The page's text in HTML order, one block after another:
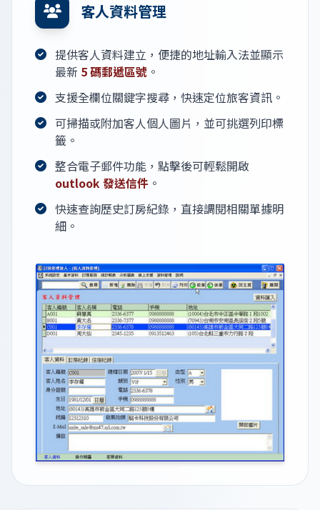
客人資料管理
提供客人資料建立，便捷的地址輸入法並顯示
最新 5 碼郵遞區號 。
支援全欄位關鍵字搜尋，快速定位旅客資訊。
可掃描或附加客人個人圖片，並可挑選列印標
籤。
整合電子郵件功能，點擊後可輕鬆開啟
outlook 發送信件 。
快速查詢歷史訂房紀錄，直接調閱相關單據明
細。